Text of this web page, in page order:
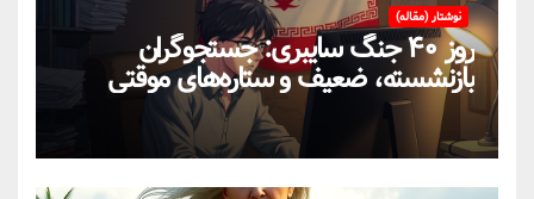
نوشتار (مقاله)
روز ۴۰ جنگ سایبری: جستجوگران
بازنشسته، ضعیف و ستاره‌های موقتی
ایران در بحران اینترنت!